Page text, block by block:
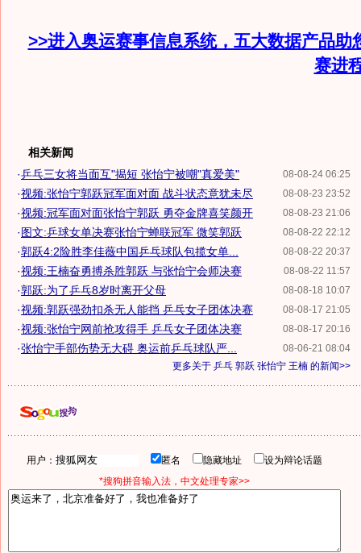
>>进入奥运赛事信息系统，五大数据产品助
赛进
相关新闻
08-08-24 06:25
·乒乓三女将当面互"揭短 张怡宁被嘲"真爱美"
08-08-23 23:52
·视频:张怡宁郭跃冠军面对面 战斗状态意犹未尽
08-08-23 21:06
·视频:冠军面对面张怡宁郭跃 勇夺金牌喜笑颜开
08-08-22 22:12
·图文:乒球女单决赛张怡宁蝉联冠军 微笑郭跃
08-08-22 20:37
·郭跃4:2险胜李佳薇中国乒乓球队包揽女单...
08-08-22 11:57
·视频:王楠奋勇搏杀胜郭跃 与张怡宁会师决赛
08-08-18 10:07
·郭跃:为了乒乓8岁时离开父母
08-08-17 21:05
·视频:郭跃强劲扣杀无人能挡 乒乓女子团体决赛
08-08-17 20:16
·视频:张怡宁网前抢攻得手 乒乓女子团体决赛
08-06-21 08:04
·张怡宁手部伤势无大碍 奥运前乒乓球队严...
更多关于 乒乓 郭跃 张怡宁 王楠 的新闻>>
用户： 匿名 隐藏地址
设为辩论话题
*搜狗拼音输入法，中文处理专家>>